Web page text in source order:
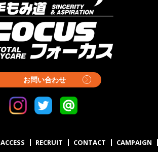
お問い合わせ
ACCESS RECRUIT CONTACT CAMPAIGN